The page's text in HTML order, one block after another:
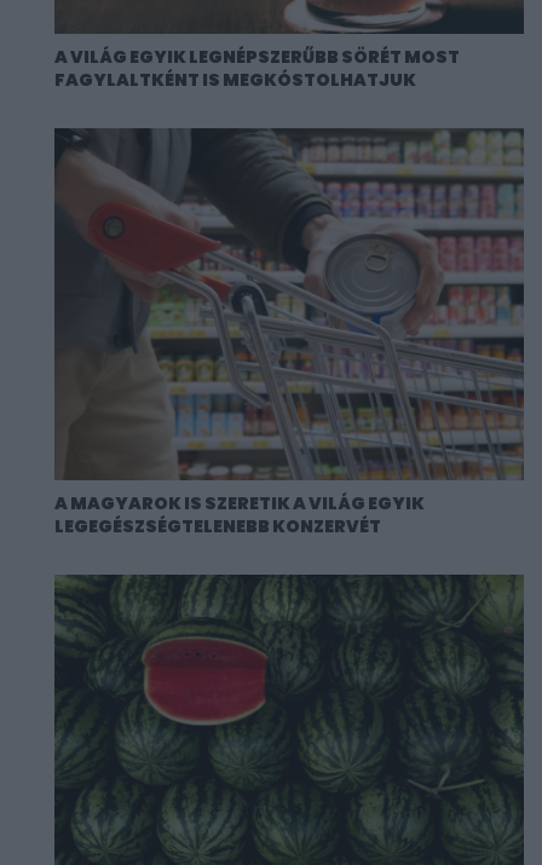
A VILÁG EGYIK LEGNÉPSZERŰBB SÖRÉT MOST
FAGYLALTKÉNT IS MEGKÓSTOLHATJUK
A MAGYAROK IS SZERETIK A VILÁG EGYIK
LEGEGÉSZSÉGTELENEBB KONZERVÉT